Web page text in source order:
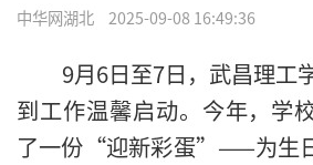
中华网湖北 2025-09-08 16:49:36
9月6日至7日，武昌理工
到工作温馨启动。今年，学
了一份“迎新彩蛋”——为生